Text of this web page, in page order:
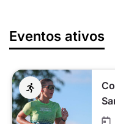
Eventos ativos